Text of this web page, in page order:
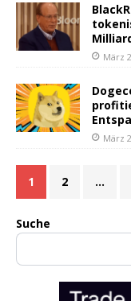
März
März
1 2 …
Suche